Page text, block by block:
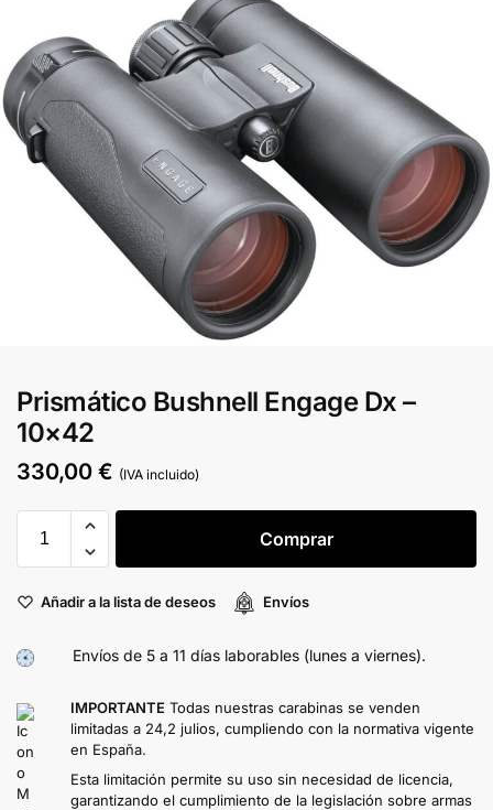
Prismático Bushnell Engage Dx –
10×42
330,00 € (IVA incluido)
Comprar
Añadir a la lista de deseos Envíos
Envíos de 5 a 11 días laborables (lunes a viernes).
IMPORTANTE Todas nuestras carabinas se venden
limitadas a 24,2 julios, cumpliendo con la normativa vigente
en España.
Esta limitación permite su uso sin necesidad de licencia,
garantizando el cumplimiento de la legislación sobre armas